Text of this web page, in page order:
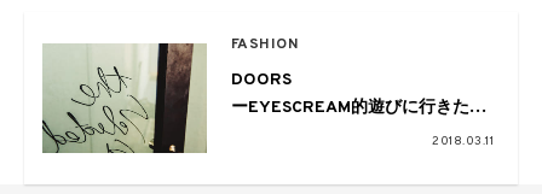
FASHION
DOORS
ーEYESCREAM的遊びに行きたい
2018.03.11